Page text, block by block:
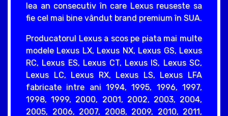
lea an consecutiv în care Lexus reuseste sa
fie cel mai bine vândut brand premium în SUA.
Producatorul Lexus a scos pe piata mai multe
modele Lexus LX, Lexus NX, Lexus GS, Lexus
RC, Lexus ES, Lexus CT, Lexus IS, Lexus SC,
Lexus LC, Lexus RX, Lexus LS, Lexus LFA
fabricate intre ani 1994, 1995, 1996, 1997,
1998, 1999, 2000, 2001, 2002, 2003, 2004,
2005, 2006, 2007, 2008, 2009, 2010, 2011,